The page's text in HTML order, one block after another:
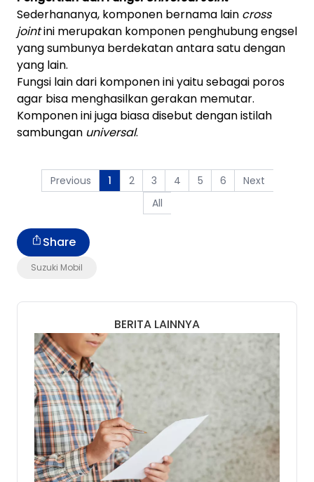
Sederhananya, komponen bernama lain cross
jointini merupakan komponen penghubung engsel
yang sumbunya berdekatan antara satu dengan
yang lain.
Fungsi lain dari komponen ini yaitu sebagai poros
agar bisa menghasilkan gerakan memutar.
Komponen ini juga biasa disebut dengan istilah
sambungan universal.
Previous 1 2 3 4 5 6
Next
All
Suzuki Mobil
Share
BERITA LAINNYA